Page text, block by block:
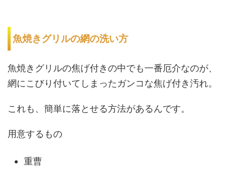
魚焼きグリルの網の洗い方
魚焼きグリルの焦げ付きの中でも一番厄介なのが、
網にこびり付いてしまったガンコな焦げ付き汚れ。
これも、簡単に落とせる方法があるんです。
用意するもの
重曹